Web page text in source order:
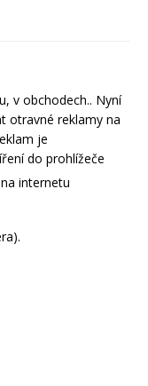
v obchodech.. Nyní
otravné reklamy na
je
do prohlížeče